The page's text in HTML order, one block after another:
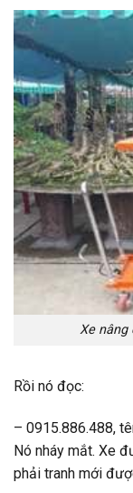
Xe nâng
Rồi nó đọc:
– 0915.886.488,
Nó nháy mắt. Xe
phải tranh mới